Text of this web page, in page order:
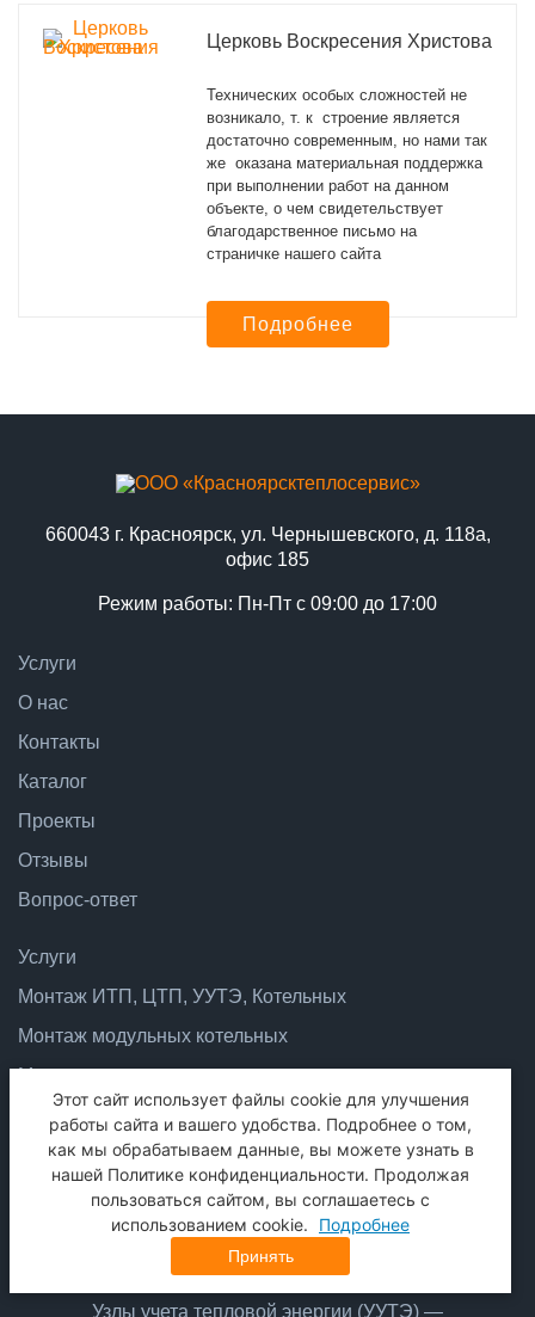
Так же нами оказана материальная
на данном объекте, о чем
свидетельствует благодарственное
письмо на страничке нашего сайта
Подробнее
Церковь Воскресения Христова
Технических особых сложностей не
возникало, т. к строение является
достаточно современным, но нами так
же оказана материальная поддержка
при выполнении работ на данном
объекте, о чем свидетельствует
благодарственное письмо на
страничке нашего сайта
Подробнее
660043 г. Красноярск, ул. Чернышевского, д. 118а,
офис 185
Режим работы: Пн-Пт с 09:00 до 17:00
Услуги
О нас
Контакты
Каталог
Проекты
Отзывы
Вопрос-ответ
Услуги
Монтаж ИТП, ЦТП, УУТЭ, Котельных
Монтаж модульных котельных
Монтаж индивидуальных тепловых пунктов
Проектирование ИТП, ЦТП, УУТЭ, Котельных
Проектирование индивидуальных тепловых пунктов
Проектирование центральных тепловых пунктов
Проектирование и подбор модульных котельных
Проектирование узла учета тепловой энергии
Узлы учета тепловой энергии (УУТЭ) —
Этот сайт использует файлы cookie для улучшения
работы сайта и вашего удобства. Подробнее о том,
как мы обрабатываем данные, вы можете узнать в
нашей Политике конфиденциальности. Продолжая
пользоваться сайтом, вы соглашаетесь с
использованием cookie.
Подробнее
Принять